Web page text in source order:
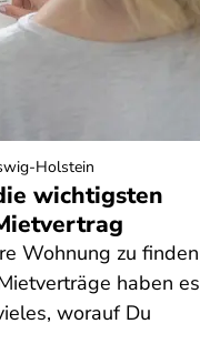
wichtigsten
Wohnung zu finden
haben es
worauf Du
Holstein